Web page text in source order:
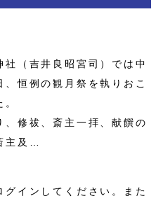
（吉井良昭宮司）では中
恒例の観月祭を執りおこ
修祓、斎主一拝、献饌の
主及…
インしてください。また